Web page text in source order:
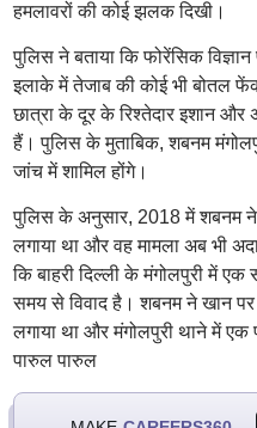
हमलावरों की कोई झलक दिखी।
पुलिस ने बताया कि फोरेंसिक
इलाके में तेजाब की कोई भी बोतल
छात्रा के दूर के रिश्तेदार इशान
हैं। पुलिस के मुताबिक, शबनम
जांच में शामिल होंगे।
पुलिस के अनुसार, 2018 में शबनम ने
लगाया था और वह मामला अब भी
कि बाहरी दिल्ली के मंगोलपुरी में एक
समय से विवाद है। शबनम ने खान
लगाया था और मंगोलपुरी थाने में एक
पारुल पारुल